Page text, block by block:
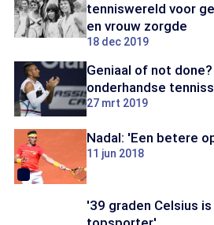
tenniswereld voor
en vrouw zorgde
18 dec 2019
Geniaal of not
onderhandse
27 mrt 2019
Nadal: 'Een betere
11 jun 2018
'39 graden Celsius